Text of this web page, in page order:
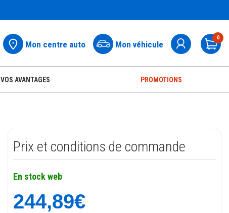
Mon centre auto Mon véhicule
0
VOS AVANTAGES PROMOTIONS
Prix et conditions de commande
En stock web
244,89€